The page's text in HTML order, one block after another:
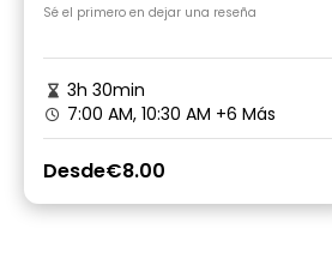
Sé el primero en dejar una reseña
3h 30min
7:00 AM, 10:30 AM +6 Más
Desde€8.00